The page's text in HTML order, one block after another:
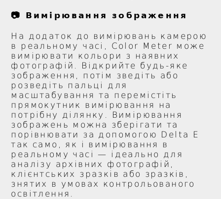
📷 Вимірювання зображення
На додаток до вимірювань камерою
в реальному часі, Color Meter може
вимірювати кольори з наявних
фотографій. Відкрийте будь-яке
зображення, потім зведіть або
розведіть пальці для
масштабування та перемістіть
прямокутник вимірювання на
потрібну ділянку. Вимірювання
зображень можна зберігати та
порівнювати за допомогою Delta E
так само, як і вимірювання в
реальному часі — ідеально для
аналізу архівних фотографій,
клієнтських зразків або зразків,
знятих в умовах контрольованого
освітлення.